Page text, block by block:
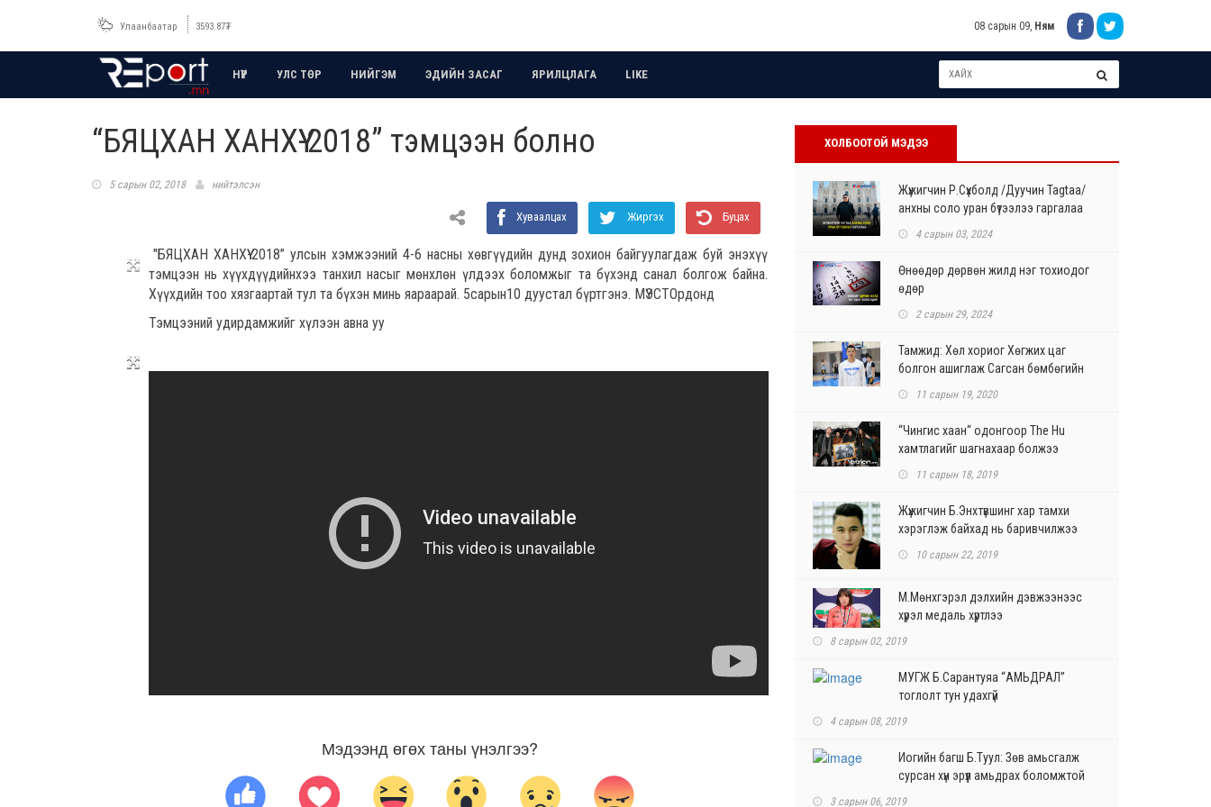
Улаанбаатар 3593.87₮ 08 сарын 09, Ням
НҮҮР УЛС ТӨР НИЙГЭМ ЭДИЙН ЗАСАГ ЯРИЛЦЛАГА LIKE
“БЯЦХАН ХАНХҮҮ-2018” тэмцээн болно
5 сарын 02, 2018 нийтэлсэн
Хуваалцах Жиргэх Буцах
"БЯЦХАН ХАНХҮҮ-2018” улсын хэмжээний 4-6 насны хөвгүүдийн дунд зохион байгуулагдаж буй энэхүү
тэмцээн нь хүүхдүүдийнхээ танхил насыг мөнхлөн үлдээх боломжыг та бүхэнд санал болгож байна.
Хүүхдийн тоо хязгаартай тул та бүхэн минь яараарай. 5сарын10 дуустал бүртгэнэ. МҮЭСТОрдонд
Тэмцээний удирдамжийг хүлээн авна уу
Мэдээнд өгөх таны үнэлгээ?
ХОЛБООТОЙ МЭДЭЭ
Жүжигчин Р.Сүхболд /Дуучин Tagtaa/
анхны соло уран бүтээлээ гаргалаа
4 сарын 03, 2024
Өнөөдөр дөрвөн жилд нэг тохиодог
өдөр
2 сарын 29, 2024
Тамжид: Хөл хориог Хөгжих цаг
болгон ашиглаж Сагсан бөмбөгийн
11 сарын 19, 2020
“Чингис хаан“ одонгоор The Hu
хамтлагийг шагнахаар болжээ
11 сарын 18, 2019
Жүжигчин Б.Энхтүвшинг хар тамхи
хэрэглэж байхад нь баривчилжээ
10 сарын 22, 2019
М.Мөнхгэрэл дэлхийн дэвжээнээс
хүрэл медаль хүртлээ
8 сарын 02, 2019
МУГЖ Б.Сарантуяа “АМЬДРАЛ”
тоглолт тун удахгүй
4 сарын 08, 2019
Иогийн багш Б.Туул: Зөв амьсгалж
сурсан хүн эрүүл амьдрах боломжтой
3 сарын 06, 2019